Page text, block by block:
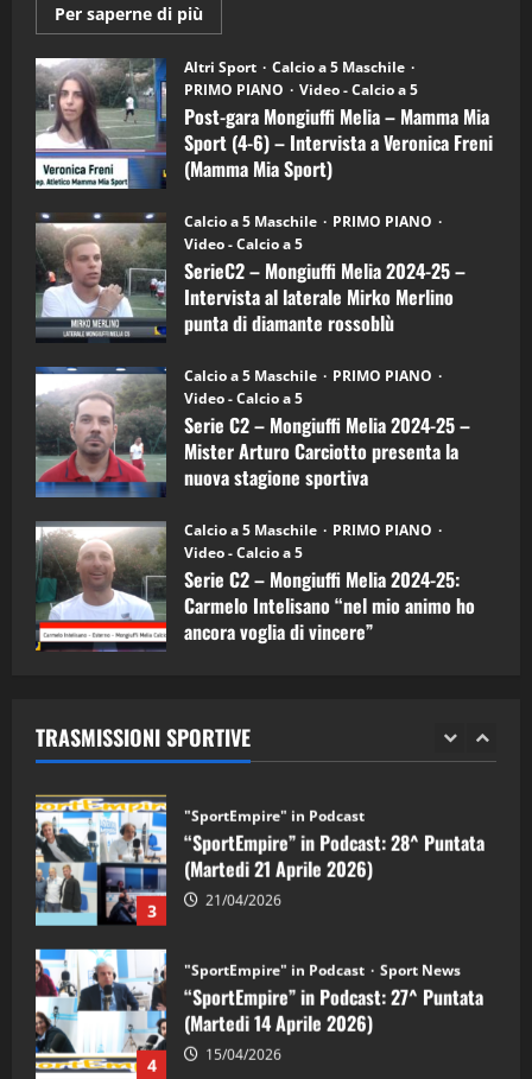
Per saperne di più
informazioni
Post-
gara
Mongiuffi
Melia
–
Mamma
Mia
Sport
6)
–
Intervista
a
mister
Arturo
Carciotto
(Mongiuffi
Altri Sport
Calcio a 5 Maschile
PRIMO PIANO
Video - Calcio a 5
Post-gara Mongiuffi Melia – Mamma Mia
Sport (4-6) – Intervista a Veronica Freni
(Mamma Mia Sport)
Calcio a 5 Maschile
PRIMO PIANO
Video - Calcio a 5
SerieC2 – Mongiuffi Melia 2024-25 –
Intervista al laterale Mirko Merlino
punta di diamante rossoblù
Calcio a 5 Maschile
PRIMO PIANO
Video - Calcio a 5
Serie C2 – Mongiuffi Melia 2024-25 –
Mister Arturo Carciotto presenta la
nuova stagione sportiva
Calcio a 5 Maschile
PRIMO PIANO
Video - Calcio a 5
Serie C2 – Mongiuffi Melia 2024-25:
Carmelo Intelisano “nel mio animo ho
ancora voglia di vincere”
TRASMISSIONI SPORTIVE
3
"SportEmpire" in Podcast
“SportEmpire” in Podcast: 28^ Puntata
(Martedi 21 Aprile 2026)
21/04/2026
4
“SportEmpire” in Podcast: 27^ Puntata
(Martedi 14 Aprile 2026)
15/04/2026
5
“SportEmpire” in Podcast: 26^ Puntata
(Martedi 07 Aprile 2026)
08/04/2026
1
“SportEmpire” in Podcast: 30^ Puntata
(Martedi 05 Maggio 2026)
08/05/2026
2 28/04/2026
3
"SportEmpire" in Podcast
“SportEmpire” in Podcast: 28^ Puntata
(Martedi 21 Aprile 2026)
21/04/2026
4
"SportEmpire" in Podcast Sport News
“SportEmpire” in Podcast: 27^ Puntata
(Martedi 14 Aprile 2026)
15/04/2026